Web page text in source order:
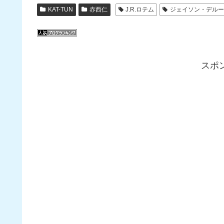
KAT-TUN 赤西仁 J.R.ロテム ジェイソン・デル
スポ